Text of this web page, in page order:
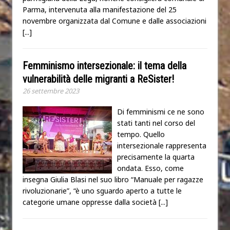
Parma, intervenuta alla manifestazione del 25
novembre organizzata dal Comune e dalle associazioni
[...]
Femminismo intersezionale: il tema della
vulnerabilità delle migranti a ReSister!
26 settembre 2023
Di femminismi ce ne sono
stati tanti nel corso del
tempo. Quello
intersezionale rappresenta
precisamente la quarta
ondata. Esso, come
insegna Giulia Blasi nel suo libro “Manuale per ragazze
rivoluzionarie”, “è uno sguardo aperto a tutte le
categorie umane oppresse dalla società [...]